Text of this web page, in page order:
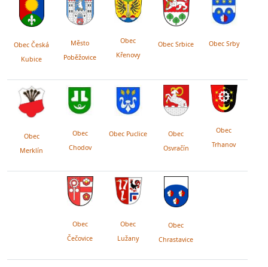
Obec Česká
Kubice
Město
Poběžovice
Obec
Křenovy
Obec Srbice Obec Srby
Obec
Merklín
Obec
Chodov
Obec Puclice
Obec
Osvračín
Obec
Trhanov
Obec
Čečovice
Obec
Lužany
Obec
Chrastavice